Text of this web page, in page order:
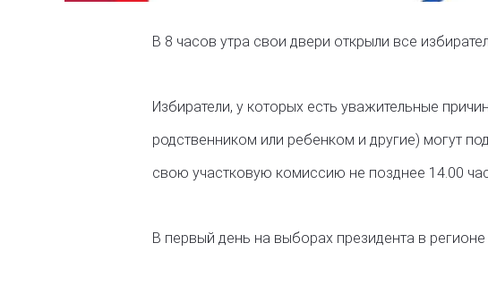
В 8 часов утра свои двери открыли все
Избиратели, у которых есть уважительные
родственником или ребенком и другие) могут
свою участковую комиссию не позднее 14.00
В первый день на выборах президента в регионе